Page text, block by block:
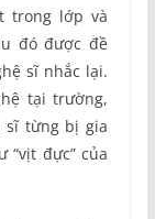
trong lớp và
đó được đề
sĩ nhắc lại.
tại trường,
sĩ từng bị gia
đực” của